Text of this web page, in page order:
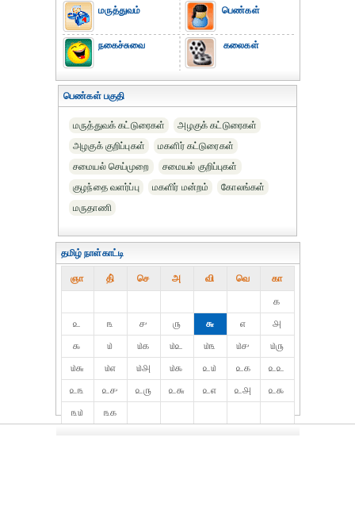
மருத்துவம்
நகைச்சுவை
பெண்கள்
கலைகள்
பெண்கள் பகுதி
மருத்துவக் கட்டுரைகள்
அழகுக் கட்டுரைகள்
அழகுக் குறிப்புகள்
மகளிர் கட்டுரைகள்
சமையல் செய்முறை
சமையல் குறிப்புகள்
குழந்தை வளர்ப்பு
மகளிர் மன்றம்
கோலங்கள்
மருதாணி
தமிழ் நாள்காட்டி
ஞா தி் செ அ வி வெ கா
௧
௨
௩ ௪ ௫ ௬ ௭
௮
௯
௰ ௰௧ ௰௨ ௰௩ ௰௪
௰௫
௰௬
௰௭ ௰௮ ௰௯ ௨௰ ௨௧
௨௨
௨௩
௨௪ ௨௫ ௨௬ ௨௭ ௨௮
௨௯
௩௰
௩௧